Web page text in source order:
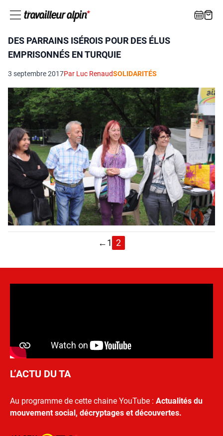
DES PARRAINS ISÉROIS POUR DES ÉLUS
EMPRISONNÉS EN TURQUIE
3 septembre 2017Par Luc RenaudSOLIDARITÉS
←1 2
L’ACTU DU TA
Au programme de cette chaine YouTube : Actualités du
mouvement social, décryptages et découvertes.